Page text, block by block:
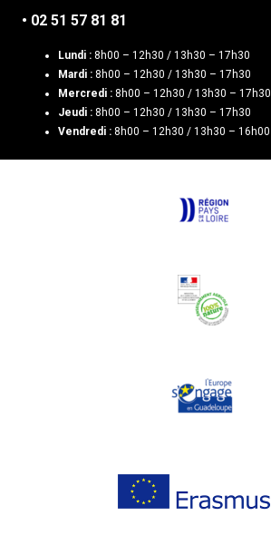
• 02 51 57 81 81
Lundi : 8h00 – 12h30 / 13h30 – 17h30
Mardi : 8h00 – 12h30 / 13h30 – 17h30
Mercredi : 8h00 – 12h30 / 13h30 – 17h30
Jeudi : 8h00 – 12h30 / 13h30 – 17h30
Vendredi : 8h00 – 12h30 / 13h30 – 16h00